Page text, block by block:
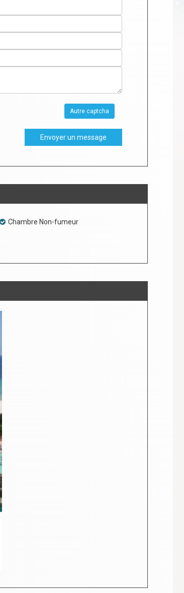
Autre captcha
Chambre Non-fumeur